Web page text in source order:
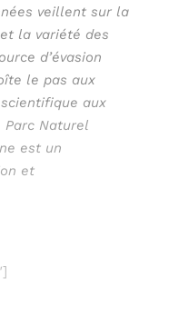
veillent sur la
la variété des
d’évasion
le pas aux
aux
Parc Naturel
est un
et